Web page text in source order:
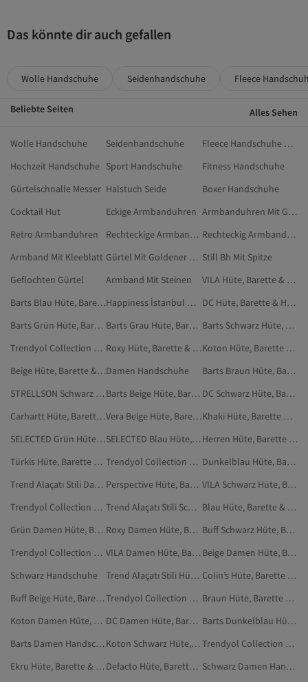
Das könnte dir auch gefallen
Wolle Handschuhe Seidenhandschuhe Fleece
Beliebte Seiten Alles Sehen
Wolle Handschuhe Seidenhandschuhe
Fleece Handschuhe Damen
Hochzeit Handschuhe Sport Handschuhe
Fitness Handschuhe
Gürtelschnalle Messer Halstuch Seide
Boxer Handschuhe
Cocktail Hut
Eckige Armbanduhren
Armbanduhren Mit Großen Zahlen
Retro Armbanduhren
Rechteckige Armbanduhren
Rechteckig Armbanduhren
Armband Mit Kleeblatt
Gürtel Mit Goldener Schnalle Still Bh Mit Spitze
Geflochten Gürtel
Armband Mit Steinen
VILA Hüte, Barette & Handschuhe
Barts Blau Hüte, Barette & Handschuhe
Happiness İstanbul Damen Hüte, Barette & Handschuhe
DC Hüte, Barette & Handschuhe
Barts Grün Hüte, Barette & Handschuhe
Barts Grau Hüte, Barette & Handschuhe
Barts Schwarz Hüte, Barette & Handschuhe
Trendyol Collection Khaki Hüte, Barette & Handschuhe
Roxy Hüte, Barette & Handschuhe
Koton Hüte, Barette & Handschuhe
Beige Hüte, Barette & HandschuheDamen Handschuhe
Barts Braun Hüte, Barette & Handschuhe
STRELLSON Schwarz Hüte, Barette & Handschuhe
Barts Beige Hüte, Barette & Handschuhe
DC Schwarz Hüte, Barette & Handschuhe
Carhartt Hüte, Barette & Handschuhe
Vera Beige Hüte, Barette & Handschuhe
Khaki Hüte, Barette & Handschuhe
SELECTED Grün Hüte, Barette & Handschuhe
SELECTED Blau Hüte, Barette & Handschuhe
Herren Hüte, Barette & Handschuhe
Türkis Hüte, Barette & Handschuhe
Trendyol Collection Ekru Hüte, Barette & Handschuhe
Dunkelblau Hüte, Barette & Handschuhe
Trend Alaçatı Stili Damen Hüte, Barette & Handschuhe
Perspective Hüte, Barette & Handschuhe
VILA Schwarz Hüte, Barette & Handschuhe
Trendyol Collection Damen Handschuhe
Trend Alaçatı Stili Schwarz Hüte, Barette & Handschuhe
Blau Hüte, Barette & Handschuhe
Grün Damen Hüte, Barette & Handschuhe
Roxy Damen Hüte, Barette & Handschuhe
Buff Schwarz Hüte, Barette & Handschuhe
Trendyol Collection Grün Hüte, Barette & Handschuhe
VILA Damen Hüte, Barette & Handschuhe
Beige Damen Hüte, Barette & Handschuhe
Schwarz Handschuhe
Trend Alaçatı Stili Hüte, Barette & Handschuhe
Colin’s Hüte, Barette & Handschuhe
Buff Beige Hüte, Barette & Handschuhe
Trendyol Collection Beige Hüte, Barette & Handschuhe
Braun Hüte, Barette & Handschuhe
Koton Damen Hüte, Barette & Handschuhe
DC Damen Hüte, Barette & Handschuhe
Barts Dunkelblau Hüte, Barette & Handschuhe
Barts Damen Handschuhe
Koton Schwarz Hüte, Barette & Handschuhe
Trendyol Collection Handschuhe
Ekru Hüte, Barette & Handschuhe
Defacto Hüte, Barette & Handschuhe
Schwarz Damen Handschuhe